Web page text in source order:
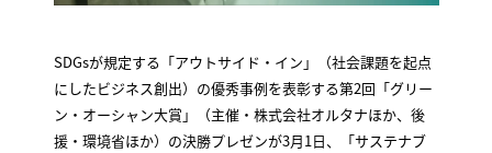
SDGsが規定する「アウトサイド・イン」（社会課題を起点
にしたビジネス創出）の優秀事例を表彰する第2回「グリー
ン・オーシャン大賞」（主催・株式会社オルタナほか、後
援・環境省ほか）の決勝プレゼンが3月1日、「サステナブ